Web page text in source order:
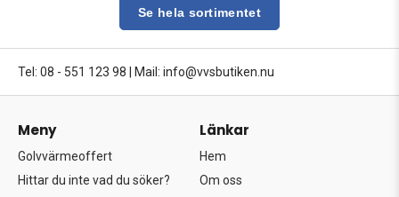
Se hela sortimentet
Tel: 08 - 551 123 98 Mail: info@vvsbutiken.nu
Meny
Golvvärmeoffert
Hittar du inte vad du söker?
Länkar
Hem
Om oss